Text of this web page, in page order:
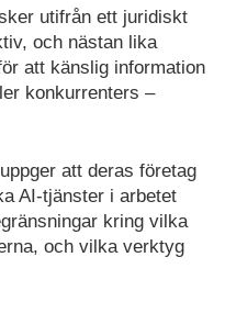
utifrån ett juridiskt
och nästan lika
att känslig information
konkurrenters –
att deras företag
AI-tjänster i arbetet
kring vilka
och vilka verktyg